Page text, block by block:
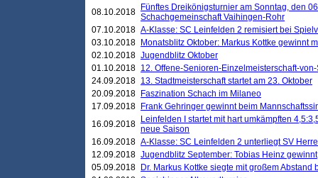
08.10.2018
Fünftes Dreikönigsturnier am Sonntag, den
Schachgemeinschaft Vaihingen-Rohr
07.10.2018 A-Klasse: SC Leinfelden 2 remisiert bei
03.10.2018
Monatsblitz Oktober: Markus Kottke gewinnt
02.10.2018 Jugendblitz Oktober
01.10.2018 12. Offene-Senioren-Einzelmeisterschaft-
24.09.2018 13. Stadtmeisterschaft startet am 23. Oktober
20.09.2018
Faszination Schach im Milaneo
17.09.2018
Frank Gehringer gewinnt beim
16.09.2018
Leinfelden I startet mit hart umkämpften
neue Saison
16.09.2018 A-Klasse: SC Leinfelden 2 unterliegt SV
12.09.2018 Jugendblitz September: Tobias Heinz gewinnt
05.09.2018
Dr. Markus Kottke siegte mit großem